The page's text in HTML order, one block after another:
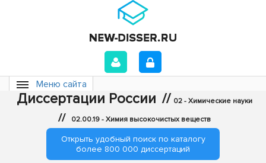
Меню сайта
Диссертации России // 02 - Химические науки
// 02.00.19 - Химия высокочистых веществ
Открыть удобный поиск по каталогу
более 800 000 диссертаций